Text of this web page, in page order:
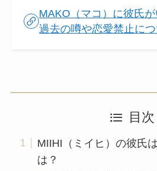
MAKO（マコ）に彼氏
過去の噂や恋愛禁止につ
目次
MIIHI（ミイヒ）の彼氏
は？